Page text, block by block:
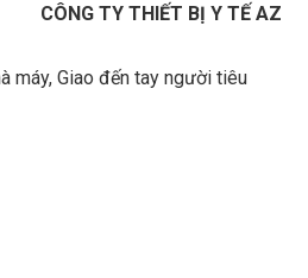
CÔNG TY THIẾT BỊ Y TẾ AZ
máy, Giao đến tay người tiêu